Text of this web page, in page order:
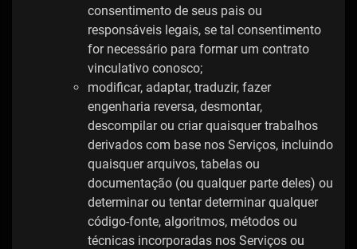
consentimento de seus pais ou
responsáveis ​​legais, se tal consentimento
for necessário para formar um contrato
vinculativo conosco;
modificar, adaptar, traduzir, fazer
engenharia reversa, desmontar,
descompilar ou criar quaisquer trabalhos
derivados com base nos Serviços, incluindo
quaisquer arquivos, tabelas ou
documentação (ou qualquer parte deles) ou
determinar ou tentar determinar qualquer
código-fonte, algoritmos, métodos ou
técnicas incorporadas nos Serviços ou